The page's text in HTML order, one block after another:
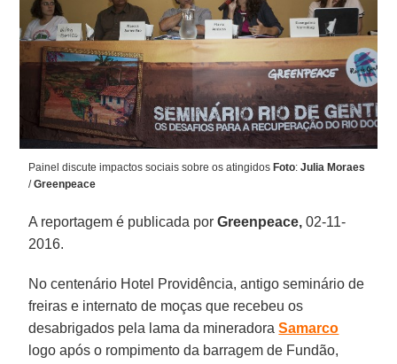
Painel discute impactos sociais sobre os atingidos Foto:Julia Moraes
/Greenpeace
A reportagem é publicada porGreenpeace, 02-11-
2016.
No centenário Hotel Providência, antigo seminário de
freiras e internato de moças que recebeu os
desabrigados pela lama da mineradoraSamarco
logo após o rompimento da barragem de Fundão,